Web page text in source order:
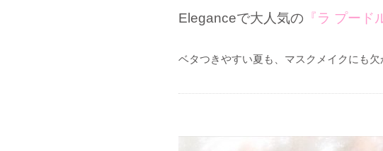
Eleganceで大人気の 『ラ プード
ベタつきやすい夏も、マスクメイクにも